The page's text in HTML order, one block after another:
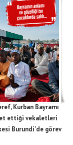
Kurban Bayramı
ettiği vekaletleri
Burundi’de görev